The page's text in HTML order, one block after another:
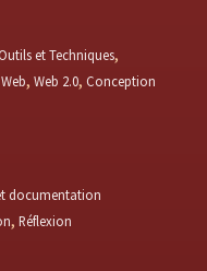
Outils et Techniques
Web 2.0 Conception
documentation
Réflexion